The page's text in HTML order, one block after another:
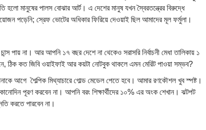
হলো মানুষের পালস বোঝার আর্ট। এ দেশের মানুষ যখন স্বৈরতন্ত্রের বিরুদ্ধে
পড়েনি; স্রেফ ভোটের অধিকার ফিরিয়ে দেওয়াই ছিল আমাদের মূল ফর্মুলা।
পায় না। আর আপনি ১৭ বছর দেশে না থেকেও সরাসরি নির্বাচনী মেধা তালিকায় ১
ঠিক কত জিবি ওয়াইফাই আর কয়টা নোটবুক থাকলে এমন মেরিট পাওয়া সম্ভব?
আগে শৈল্পিক মিথ্যাচারে গোল্ড মেডেল পেতে হবে। আমার রণকৌশল খুব স্পষ্ট।
পূরণ করবেন না। আপনি বরং শিক্ষার্থীদের ১০% এর অংক শেখান। ঝটপট
করতে পারবেন না।